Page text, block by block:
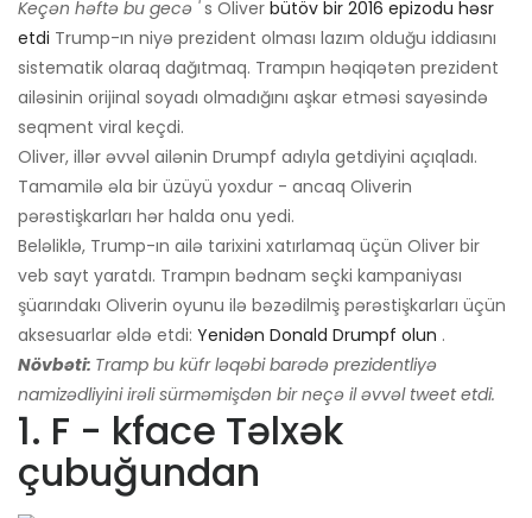
Keçən həftə bu gecə 's Oliver bütöv bir 2016 epizodu həsr
etdi Trump-ın niyə prezident olması lazım olduğu iddiasını
sistematik olaraq dağıtmaq. Trampın həqiqətən prezident
ailəsinin orijinal soyadı olmadığını aşkar etməsi sayəsində
seqment viral keçdi.
Oliver, illər əvvəl ailənin Drumpf adıyla getdiyini açıqladı.
Tamamilə əla bir üzüyü yoxdur - ancaq Oliverin
pərəstişkarları hər halda onu yedi.
Beləliklə, Trump-ın ailə tarixini xatırlamaq üçün Oliver bir
veb sayt yaratdı. Trampın bədnam seçki kampaniyası
şüarındakı Oliverin oyunu ilə bəzədilmiş pərəstişkarları üçün
aksesuarlar əldə etdi: Yenidən Donald Drumpf olun .
Növbəti: Tramp bu küfr ləqəbi barədə prezidentliyə
namizədliyini irəli sürməmişdən bir neçə il əvvəl tweet etdi.
1. F - kface Təlxək
çubuğundan